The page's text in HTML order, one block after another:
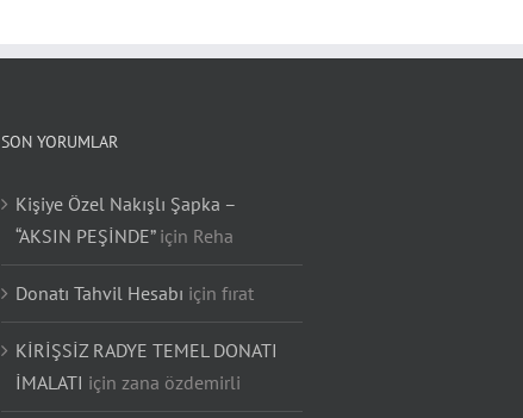
SON YORUMLAR
Kişiye Özel Nakışlı Şapka –
“AKSIN PEŞİNDE”için Reha
Donatı Tahvil Hesabı için fırat
KİRİŞSİZ RADYE TEMEL DONATI
İMALATI için zana özdemirli